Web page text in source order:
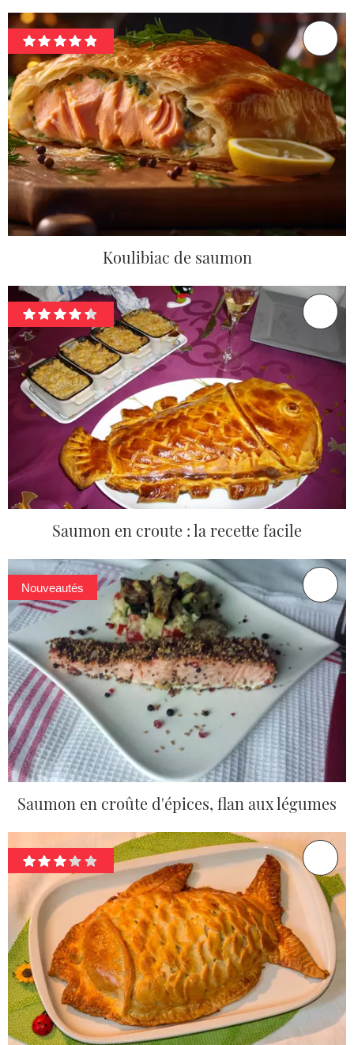
Koulibiac de saumon
Saumon en croute : la recette facile
Nouveautés
Saumon en croûte d'épices, flan aux légumes